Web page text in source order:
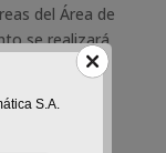
del Área de
se realizará
de
de
puedan
S.A.